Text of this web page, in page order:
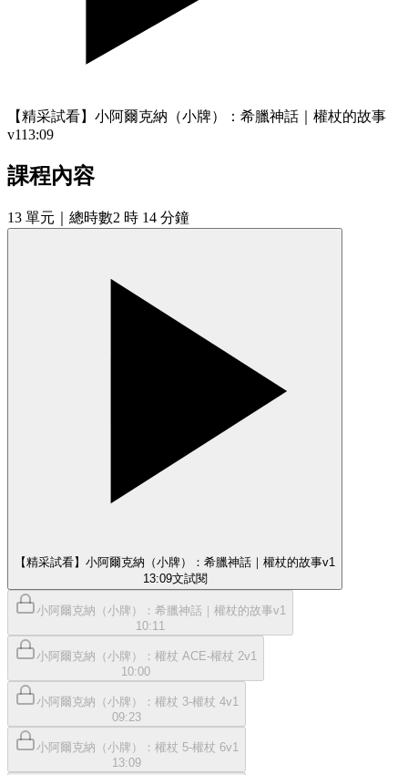
【精采試看】小阿爾克納（小牌）：希臘神話｜權杖的故事
v113:09
課程內容
13 單元 ｜總時數2 時 14 分鐘
【精采試看】小阿爾克納（小牌）：希臘神話｜權杖的故事v1
13:09文試閱
小阿爾克納（小牌）：希臘神話｜權杖的故事v1
10:11
小阿爾克納（小牌）：權杖 ACE-權杖 2v1
10:00
小阿爾克納（小牌）：權杖 3-權杖 4v1
09:23
小阿爾克納（小牌）：權杖 5-權杖 6v1
13:09